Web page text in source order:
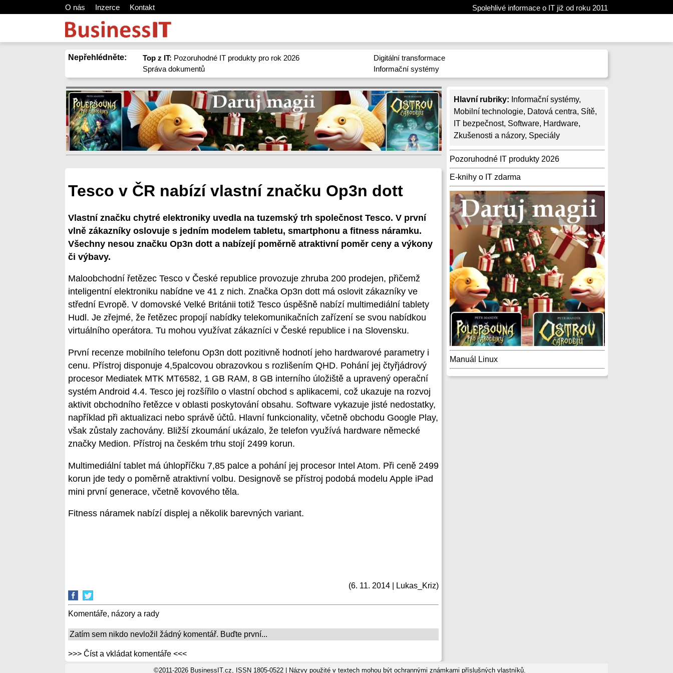
O nás Inzerce Kontakt Spolehlivé informace o IT již od roku 2011
Nepřehlédněte: Top z IT: Pozoruhodné IT produkty pro rok 2026
Správa dokumentů
Digitální transformace
Informační systémy
Hlavní rubriky: Informační systémy,
Mobilní technologie, Datová centra, Sítě,
IT bezpečnost, Software, Hardware,
Zkušenosti a názory, Speciály
Pozoruhodné IT produkty 2026
E-knihy o IT zdarma
Manuál Linux
Tesco v ČR nabízí vlastní značku Op3n dott
Vlastní značku chytré elektroniky uvedla na tuzemský trh společnost Tesco. V první
vlně zákazníky oslovuje s jedním modelem tabletu, smartphonu a fitness náramku.
Všechny nesou značku Op3n dott a nabízejí poměrně atraktivní poměr ceny a výkony
či výbavy.
Maloobchodní řetězec Tesco v České republice provozuje zhruba 200 prodejen, přičemž
inteligentní elektroniku nabídne ve 41 z nich. Značka Op3n dott má oslovit zákazníky ve
střední Evropě. V domovské Velké Británii totiž Tesco úspěšně nabízí multimediální tablety
Hudl. Je zřejmé, že řetězec propojí nabídky telekomunikačních zařízení se svou nabídkou
virtuálního operátora. Tu mohou využívat zákazníci v České republice i na Slovensku.
První recenze mobilního telefonu Op3n dott pozitivně hodnotí jeho hardwarové parametry i
cenu. Přístroj disponuje 4,5palcovou obrazovkou s rozlišením QHD. Pohání jej čtyřjádrový
procesor Mediatek MTK MT6582, 1 GB RAM, 8 GB interního úložiště a upravený operační
systém Android 4.4. Tesco jej rozšířilo o vlastní obchod s aplikacemi, což ukazuje na rozvoj
aktivit obchodního řetězce v oblasti poskytování obsahu. Software vykazuje jisté nedostatky,
například při aktualizaci nebo správě účtů. Hlavní funkcionality, včetně obchodu Google Play,
však zůstaly zachovány. Bližší zkoumání ukázalo, že telefon využívá hardware německé
značky Medion. Přístroj na českém trhu stojí 2499 korun.
Multimediální tablet má úhlopříčku 7,85 palce a pohání jej procesor Intel Atom. Při ceně 2499
korun jde tedy o poměrně atraktivní volbu. Designově se přístroj podobá modelu Apple iPad
mini první generace, včetně kovového těla.
Fitness náramek nabízí displej a několik barevných variant.
(6. 11. 2014 | Lukas_Kriz)
Komentáře, názory a rady
Zatím sem nikdo nevložil žádný komentář. Buďte první...
>>> Číst a vkládat komentáře <<<
©2011-2026 BusinessIT.cz, ISSN 1805-0522 | Názvy použité v textech mohou být ochrannými známkami příslušných vlastníků.